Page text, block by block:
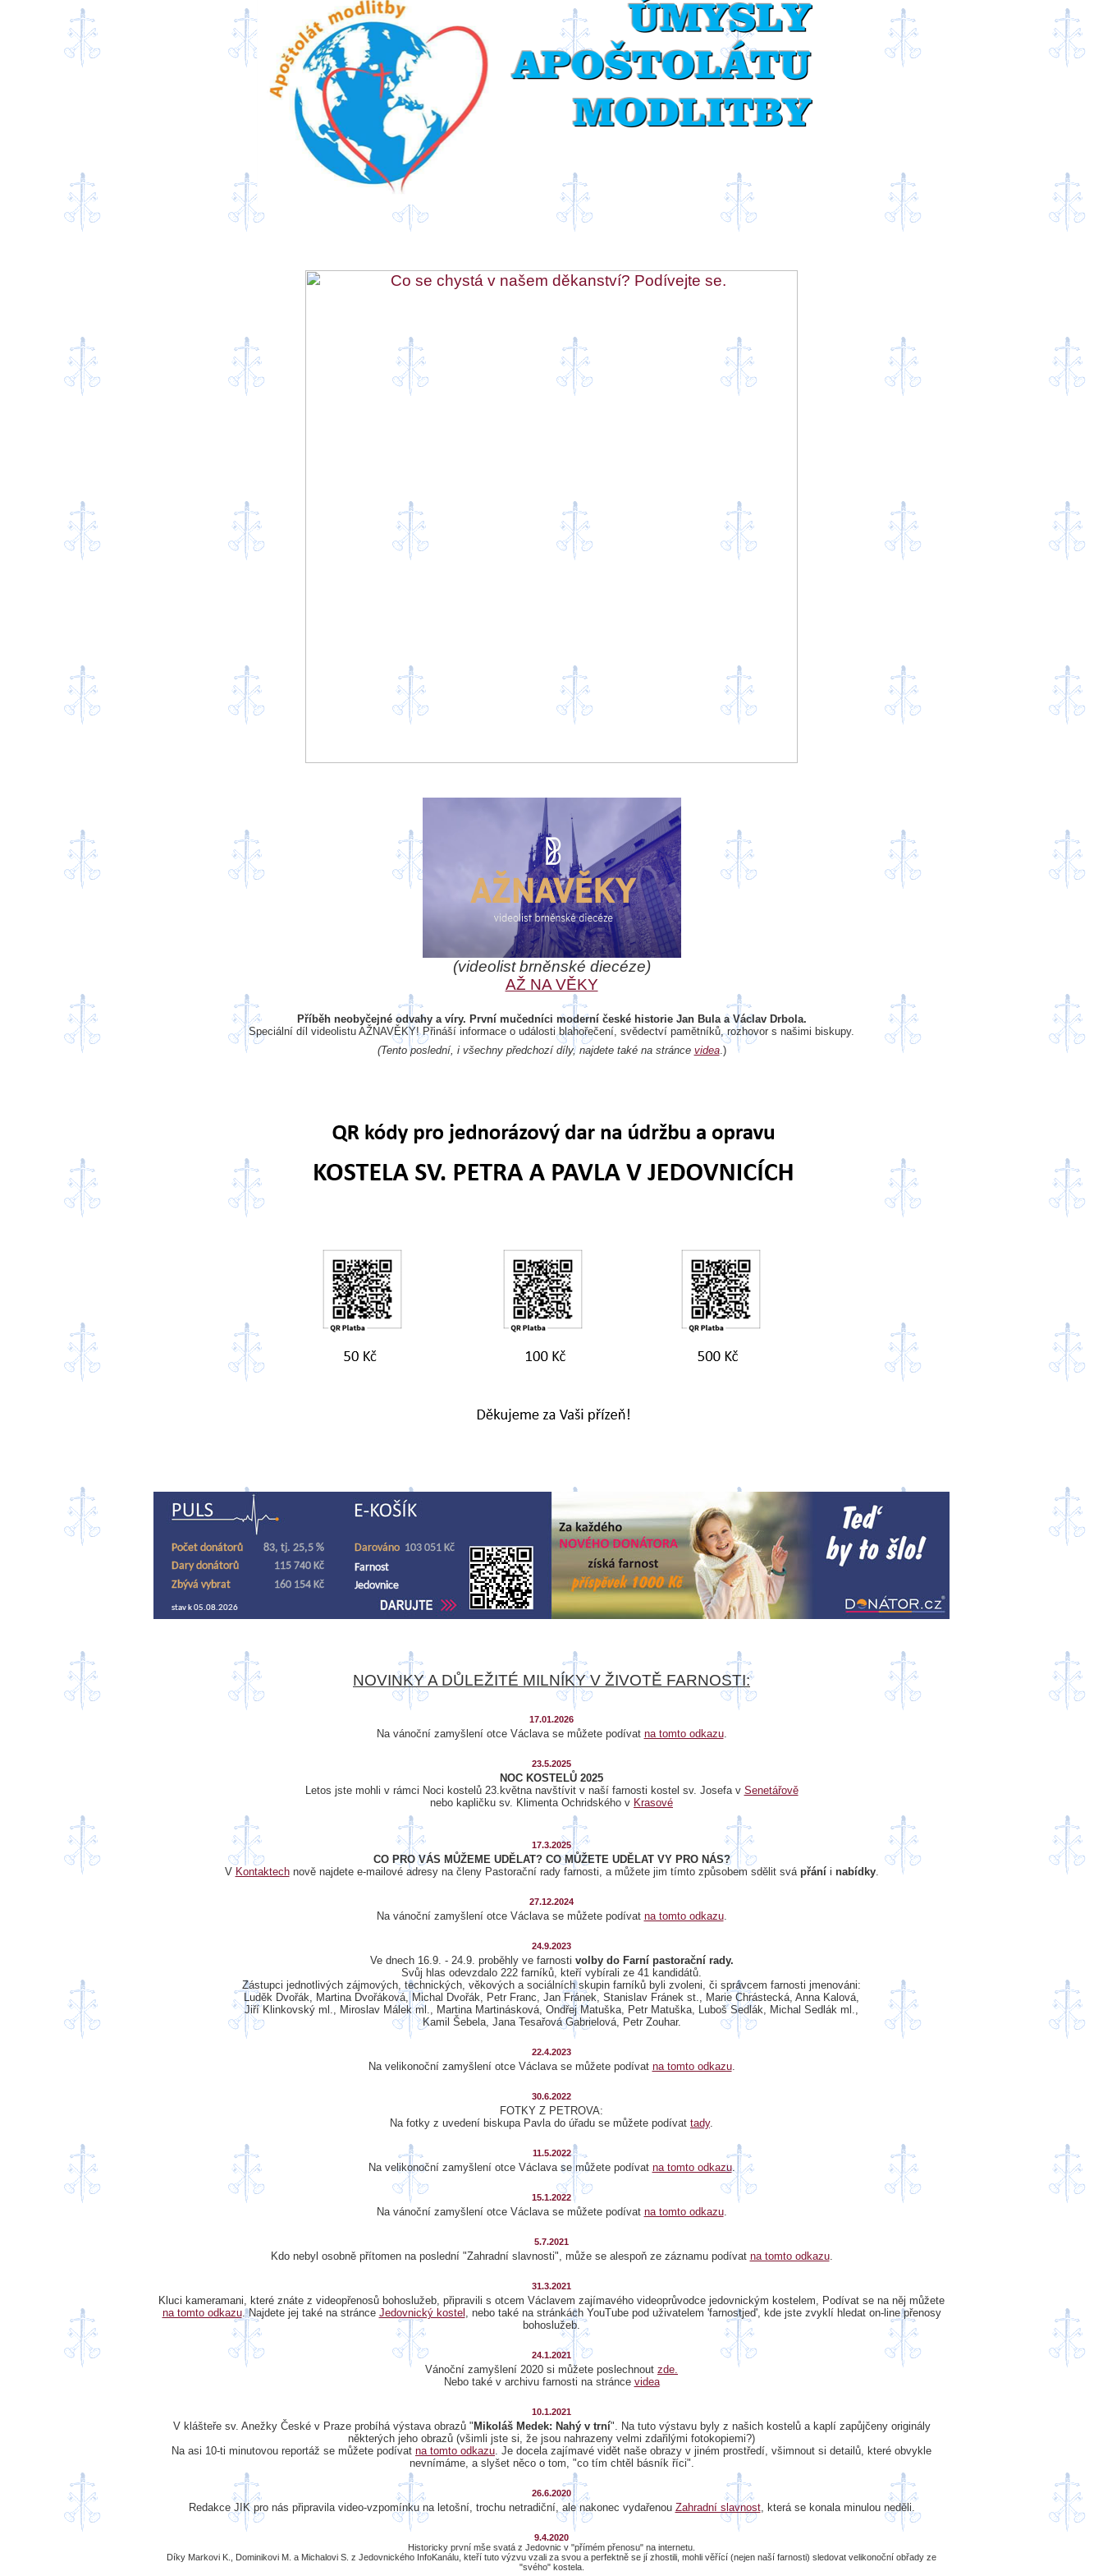
(videolist brněnské diecéze)
AŽ NA VĚKY
Příběh neobyčejné odvahy a víry. První mučedníci moderní české historie Jan Bula a Václav Drbola.
Speciální díl videolistu AŽNAVĚKY! Přináší informace o události blahořečení, svědectví pamětníků, rozhovor s našimi biskupy.
(Tento poslední, i všechny předchozí díly, najdete také na stránce videa.)
NOVINKY A DŮLEŽITÉ MILNÍKY V ŽIVOTĚ FARNOSTI:
17.01.2026
Na vánoční zamyšlení otce Václava se můžete podívat na tomto odkazu.
23.5.2025
NOC KOSTELŮ 2025
Letos jste mohli v rámci Noci kostelů 23.května navštívit v naší farnosti kostel sv. Josefa v Senetářově
nebo kapličku sv. Klimenta Ochridského v Krasové
17.3.2025
CO PRO VÁS MŮŽEME UDĚLAT? CO MŮŽETE UDĚLAT VY PRO NÁS?
V Kontaktechnově najdete e-mailové adresy na členy Pastorační rady farnosti, a můžete jim tímto způsobem sdělit svá přáníi nabídky.
27.12.2024
Na vánoční zamyšlení otce Václava se můžete podívat na tomto odkazu.
24.9.2023
Ve dnech 16.9. - 24.9. proběhly ve farnosti volby do Farní pastorační rady.
Svůj hlas odevzdalo 222 farníků, kteří vybírali ze 41 kandidátů.
Zástupci jednotlivých zájmových, technických, věkových a sociálních skupin farníků byli zvoleni, či správcem farnosti jmenováni:
Luděk Dvořák, Martina Dvořáková, Michal Dvořák, Petr Franc, Jan Fránek, Stanislav Fránek st., Marie Chrástecká, Anna Kalová,
Jiří Klinkovský ml., Miroslav Málek ml., Martina Martinásková, Ondřej Matuška, Petr Matuška, Luboš Sedlák, Michal Sedlák ml.,
Kamil Šebela, Jana Tesařová Gabrielová, Petr Zouhar.
22.4.2023
Na velikonoční zamyšlení otce Václava se můžete podívat na tomto odkazu.
30.6.2022
FOTKY Z PETROVA:
Na fotky z uvedení biskupa Pavla do úřadu se můžete podívat tady.
11.5.2022
Na velikonoční zamyšlení otce Václava se můžete podívat na tomto odkazu.
15.1.2022
Na vánoční zamyšlení otce Václava se můžete podívat na tomto odkazu.
5.7.2021
Kdo nebyl osobně přítomen na poslední "Zahradní slavnosti", může se alespoň ze záznamu podívat na tomto odkazu.
31.3.2021
Kluci kameramani, které znáte z videopřenosů bohoslužeb, připravili s otcem Václavem zajímavého videoprůvodce jedovnickým kostelem, Podívat se na něj můžete
na tomto odkazu. Najdete jej také na stránce Jedovnický kostel , nebo také na stránkách YouTube pod uživatelem 'farnostjed', kde jste zvyklí hledat on-line přenosy
bohoslužeb.
24.1.2021
Vánoční zamyšlení 2020 si můžete poslechnout zde.
Nebo také v archivu farnosti na stránce videa
10.1.2021
V klášteře sv. Anežky České v Praze probíhá výstava obrazů " Mikoláš Medek: Nahý v trní". Na tuto výstavu byly z našich kostelů a kaplí zapůjčeny originály
některých jeho obrazů (všimli jste si, že jsou nahrazeny velmi zdařilými fotokopiemi?)
Na asi 10-ti minutovou reportáž se můžete podívat na tomto odkazu. Je docela zajímavé vidět naše obrazy v jiném prostředí, všimnout si detailů, které obvykle
nevnímáme, a slyšet něco o tom, "co tím chtěl básník říci".
26.6.2020
Redakce JIK pro nás připravila video-vzpomínku na letošní, trochu netradiční, ale nakonec vydařenou Zahradní slavnost, která se konala minulou neděli.
9.4.2020
Historicky první mše svatá z Jedovnic v "přímém přenosu" na internetu.
Díky Markovi K., Dominikovi M. a Michalovi S. z Jedovnického InfoKanálu, kteří tuto výzvu vzali za svou a perfektně se jí zhostili, mohli věřící (nejen naší farnosti) sledovat velikonoční obřady ze
"svého" kostela.